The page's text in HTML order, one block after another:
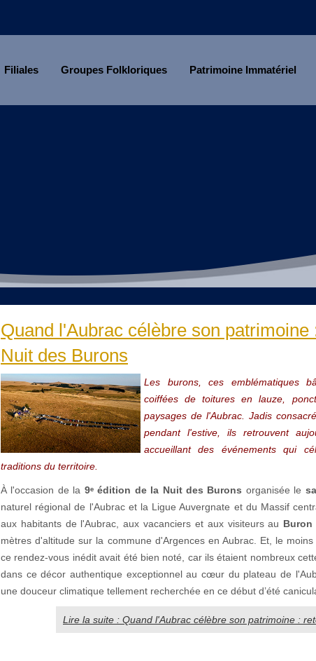
Filiales Groupes Folkloriques Patrimoine Immatériel
Quand l'Aubrac célèbre son patrimoine
Nuit des Burons
Les burons, ces emblématiques
coiffées de toitures en lauze,
paysages de l'Aubrac. Jadis
pendant l'estive, ils retrouvent
accueillant des événements qui
traditions du territoire.
À l'occasion de la 9ᵉ édition de la Nuit des Burons organisée le
naturel régional de l'Aubrac et la Ligue Auvergnate et du Massif
aux habitants de l'Aubrac, aux vacanciers et aux visiteurs au Buron
mètres d'altitude sur la commune d'Argences en Aubrac. Et, le moins
ce rendez-vous inédit avait été bien noté, car ils étaient nombreux
dans ce décor authentique exceptionnel au cœur du plateau de
une douceur climatique tellement recherchée en ce début d’été
Lire la suite : Quand l'Aubrac célèbre son patrimoine :